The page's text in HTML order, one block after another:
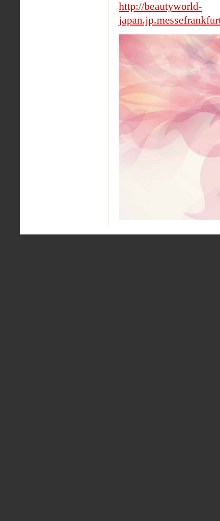
http://beautyworld-